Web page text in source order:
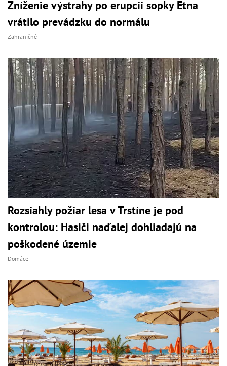
Zníženie výstrahy po erupcii sopky Etna
vrátilo prevádzku do normálu
Zahraničné
Rozsiahly požiar lesa v Trstíne je pod
kontrolou: Hasiči naďalej dohliadajú na
poškodené územie
Domáce